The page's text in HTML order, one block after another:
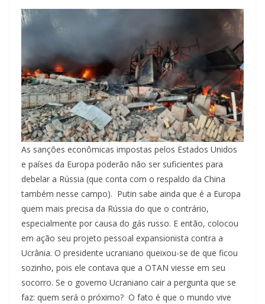
As sanções econômicas impostas pelos Estados Unidos
e países da Europa poderão não ser suficientes para
debelar a Rússia (que conta com o respaldo da China
também nesse campo). Putin sabe ainda que é a Europa
quem mais precisa da Rússia do que o contrário,
especialmente por causa do gás russo. E então, colocou
em ação seu projeto pessoal expansionista contra a
Ucrânia. O presidente ucraniano queixou-se de que ficou
sozinho, pois ele contava que a OTAN viesse em seu
socorro. Se o governo Ucraniano cair a pergunta que se
faz: quem será o próximo? O fato é que o mundo vive